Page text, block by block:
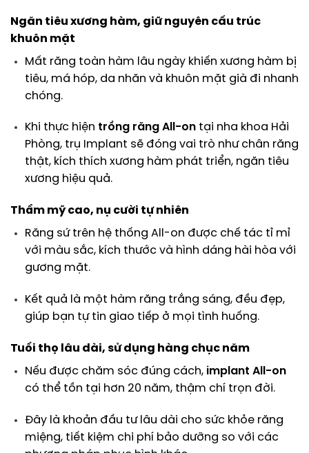
Ngăn tiêu xương hàm, giữ nguyên cấu trúc
khuôn mặt
Mất răng toàn hàm lâu ngày khiến xương hàm bị
tiêu, má hóp, da nhăn và khuôn mặt già đi nhanh
chóng.
Khi thực hiện trồng răng All-ontại nha khoa Hải
Phòng, trụ Implant sẽ đóng vai trò như chân răng
thật, kích thích xương hàm phát triển, ngăn tiêu
xương hiệu quả.
Thẩm mỹ cao, nụ cười tự nhiên
Răng sứ trên hệ thống All-on được chế tác tỉ mỉ
với màu sắc, kích thước và hình dáng hài hòa với
gương mặt.
Kết quả là một hàm răng trắng sáng, đều đẹp,
giúp bạn tự tin giao tiếp ở mọi tình huống.
Tuổi thọ lâu dài, sử dụng hàng chục năm
Nếu được chăm sóc đúng cách, implant All-on
có thể tồn tại hơn 20 năm, thậm chí trọn đời.
Đây là khoản đầu tư lâu dài cho sức khỏe răng
miệng, tiết kiệm chi phí bảo dưỡng so với các